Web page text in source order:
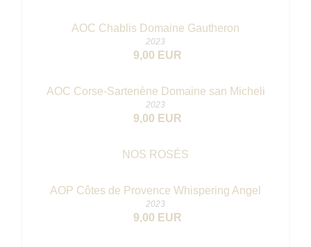
AOC Chablis Domaine Gautheron
2023
9,00 EUR
AOC Corse-Sartenène Domaine san Micheli
2023
9,00 EUR
NOS ROSÉS
AOP Côtes de Provence Whispering Angel
2023
9,00 EUR